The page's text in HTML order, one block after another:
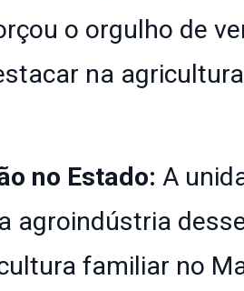
o orgulho de
na
no Estado: A
agroindústria
familiar no